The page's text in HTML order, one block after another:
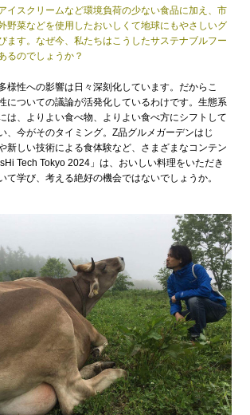
イスクリームなど環境負荷の少ない食品に加え、市
野菜などを使用したおいしくて地球にもやさしいグ
ます。なぜ今、私たちはこうしたサステナブルフー
るのでしょうか？
様性への影響は日々深刻化しています。だからこ
についての議論が活発化しているわけです。生態系
は、よりよい食べ物、よりよい食べ方にシフトして
、今がそのタイミング。Z品グルメガーデンはじ
新しい技術による食体験など、さまざまなコンテン
Tech Tokyo 2024」は、おいしい料理をいただき
て学び、考える絶好の機会ではないでしょうか。